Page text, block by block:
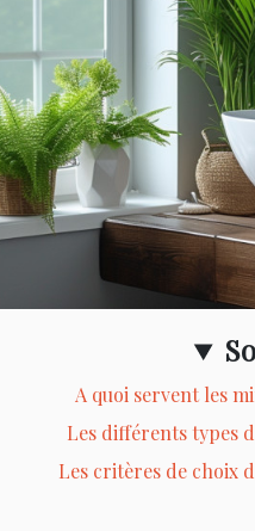
A quoi servent les
Les différents types
Les critères de choix